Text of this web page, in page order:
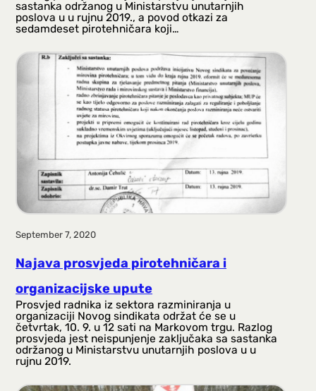
sastanka održanog u Ministarstvu unutarnjih
poslova u u rujnu 2019., a povod otkazi za
sedamdeset pirotehničara koji…
September 7, 2020
Najava prosvjeda pirotehničara i
organizacijske upute
Prosvjed radnika iz sektora razminiranja u
organizaciji Novog sindikata održat će se u
četvrtak, 10. 9. u 12 sati na Markovom trgu. Razlog
prosvjeda jest neispunjenje zaključaka sa sastanka
održanog u Ministarstvu unutarnjih poslova u u
rujnu 2019.